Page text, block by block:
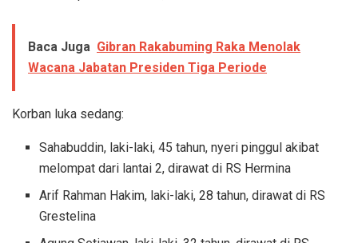
Baca Juga Gibran Rakabuming Raka Menolak
Wacana Jabatan Presiden Tiga Periode
Korban luka sedang:
Sahabuddin, laki-laki, 45 tahun, nyeri pinggul akibat
melompat dari lantai 2, dirawat di RS Hermina
Arif Rahman Hakim, laki-laki, 28 tahun, dirawat di RS
Grestelina